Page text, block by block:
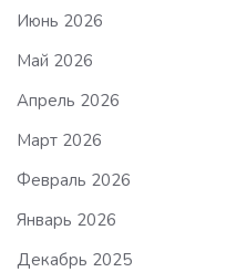
Июнь 2026
Май 2026
Апрель 2026
Март 2026
Февраль 2026
Январь 2026
Декабрь 2025